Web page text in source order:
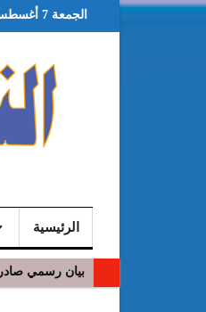
الجمعة 7 أغسطس 2026
الرئيسية
بيان رسمي